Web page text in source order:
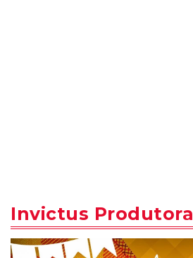
Invictus Produtora